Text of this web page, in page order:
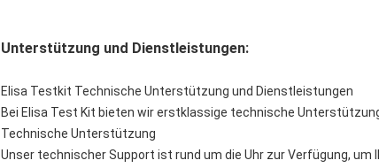
Unterstützung und Dienstleistungen:
Elisa Testkit Technische Unterstützung und Dienstleistungen
Bei Elisa Test Kit bieten wir erstklassige technische
Technische Unterstützung
Unser technischer Support ist rund um die Uhr zur Verfügung, um